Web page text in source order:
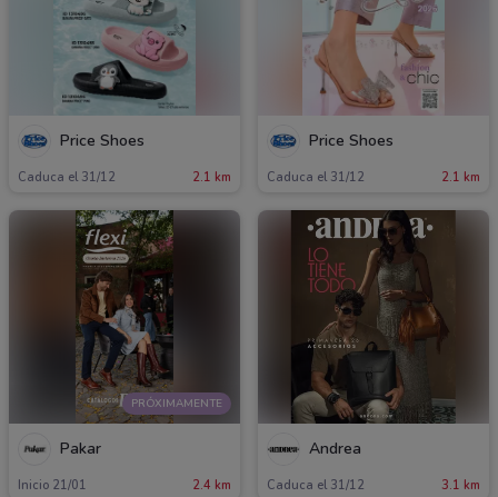
Price Shoes
Caduca el 31/12 2.1 km
Price Shoes
Caduca el 31/12 2.1 km
PRÓXIMAMENTE
Pakar
Inicio 21/01 2.4 km
Andrea
Caduca el 31/12 3.1 km